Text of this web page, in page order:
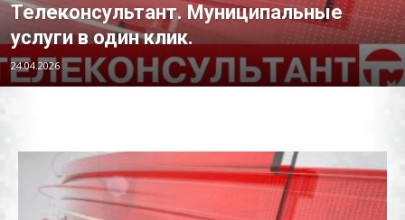
Телеконсультант. Муниципальные
услуги в один клик.
24.04.2026